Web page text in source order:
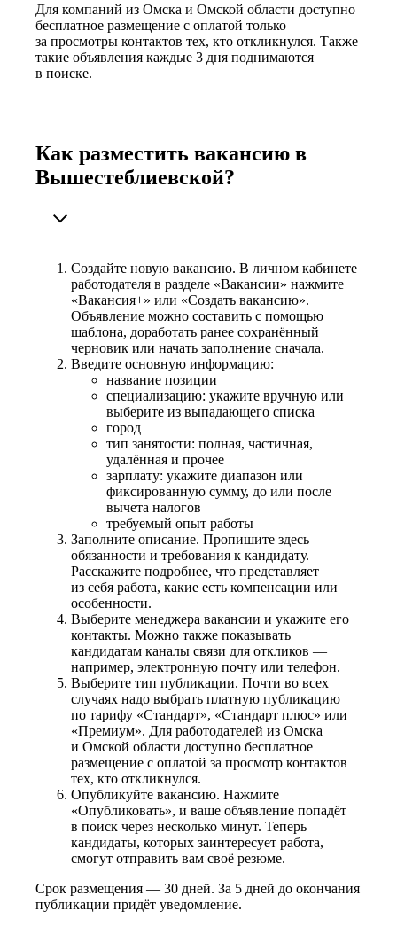
Для компаний из Омска и Омской области доступно
бесплатное размещение с оплатой только
за просмотры контактов тех, кто откликнулся. Также
такие объявления каждые 3 дня поднимаются
в поиске.
Как разместить вакансию в
Вышестеблиевской?
Создайте новую вакансию. В личном кабинете
работодателя в разделе «Вакансии» нажмите
«Вакансия+» или «Создать вакансию».
Объявление можно составить с помощью
шаблона, доработать ранее сохранённый
черновик или начать заполнение сначала.
Введите основную информацию:
название позиции
специализацию: укажите вручную или
выберите из выпадающего списка
город
тип занятости: полная, частичная,
удалённая и прочее
зарплату: укажите диапазон или
фиксированную сумму, до или после
вычета налогов
требуемый опыт работы
Заполните описание. Пропишите здесь
обязанности и требования к кандидату.
Расскажите подробнее, что представляет
из себя работа, какие есть компенсации или
особенности.
Выберите менеджера вакансии и укажите его
контакты. Можно также показывать
кандидатам каналы связи для откликов —
например, электронную почту или телефон.
Выберите тип публикации. Почти во всех
случаях надо выбрать платную публикацию
по тарифу «Стандарт», «Стандарт плюс» или
«Премиум». Для работодателей из Омска
и Омской области доступно бесплатное
размещение с оплатой за просмотр контактов
тех, кто откликнулся.
Опубликуйте вакансию. Нажмите
«Опубликовать», и ваше объявление попадёт
в поиск через несколько минут. Теперь
кандидаты, которых заинтересует работа,
смогут отправить вам своё резюме.
Срок размещения — 30 дней. За 5 дней до окончания
публикации придёт уведомление.